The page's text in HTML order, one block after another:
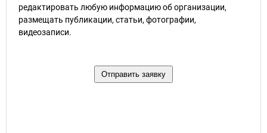
редактировать любую информацию об организации,
размещать публикации, статьи, фотографии,
видеозаписи.